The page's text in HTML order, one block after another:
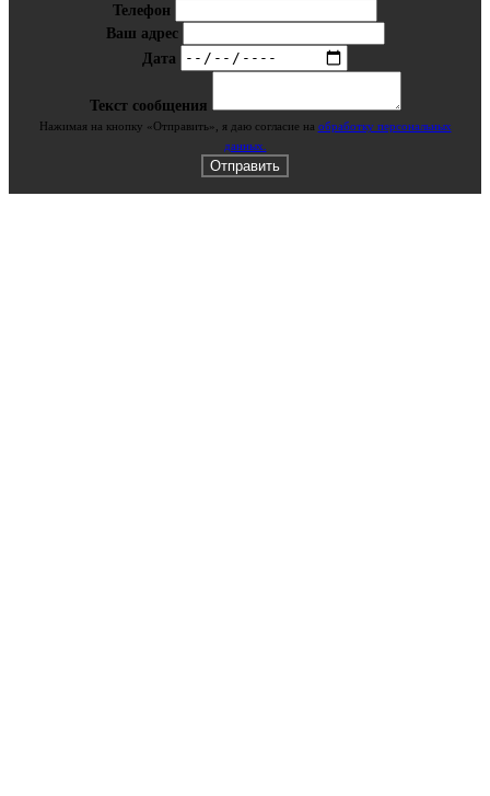
Телефон
Ваш адрес
Дата
Текст сообщения
Нажимая на кнопку «Отправить», я даю cогласие на обработку персональных
данных.